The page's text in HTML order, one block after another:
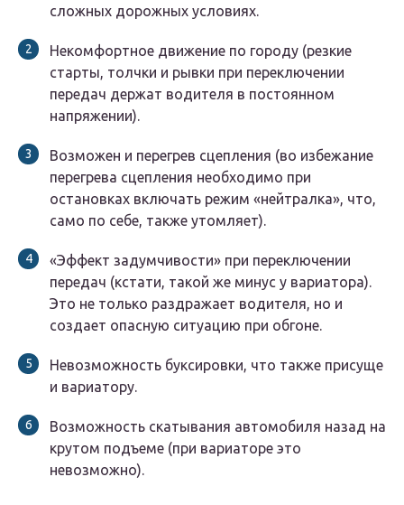
сложных дорожных условиях.
Некомфортное движение по городу (резкие
старты, толчки и рывки при переключении
передач держат водителя в постоянном
напряжении).
Возможен и перегрев сцепления (во избежание
перегрева сцепления необходимо при
остановках включать режим «нейтралка», что,
само по себе, также утомляет).
«Эффект задумчивости» при переключении
передач (кстати, такой же минус у вариатора).
Это не только раздражает водителя, но и
создает опасную ситуацию при обгоне.
Невозможность буксировки, что также присуще
и вариатору.
Возможность скатывания автомобиля назад на
крутом подъеме (при вариаторе это
невозможно).